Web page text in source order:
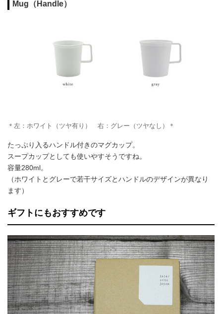
Mug（Handle）
＊左：ホワイト（ツヤ有り） 右：グレー（ツヤなし）＊
たっぷり入るハンドル付きのマグカップ。
スープカップとしても使いやすそうですね。
容量280ml。
（ホワイトとグレーで若干サイズとハンドルのデザインが異なり
ます）
ギフトにもおすすめです